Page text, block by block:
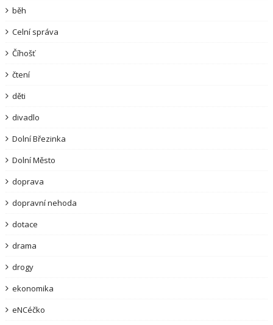
běh
Celní správa
Číhošť
čtení
děti
divadlo
Dolní Březinka
Dolní Město
doprava
dopravní nehoda
dotace
drama
drogy
ekonomika
eNCéčko